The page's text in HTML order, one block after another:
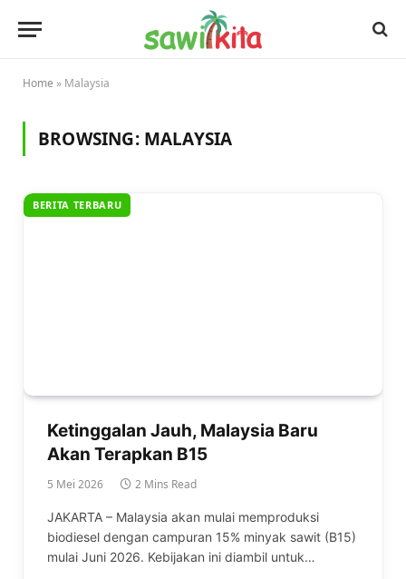
Home » Malaysia
BROWSING: MALAYSIA
BERITA TERBARU
Ketinggalan Jauh, Malaysia Baru
Akan Terapkan B15
5 Mei 2026 2 Mins Read
JAKARTA – Malaysia akan mulai memproduksi
biodiesel dengan campuran 15% minyak sawit (B15)
mulai Juni 2026. Kebijakan ini diambil untuk…